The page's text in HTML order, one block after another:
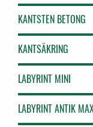
KANTSTEN BETONG
KANTSÄKRING
LABYRINT MINI
LABYRINT ANTIK